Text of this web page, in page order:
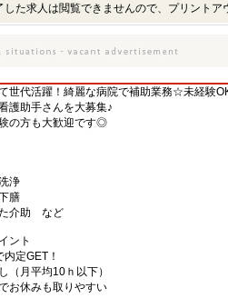
た求人は閲覧できませんので、プリントア
世代活躍！綺麗な病院で補助業務☆未経験
護助手さんを大募集♪
の方も大歓迎です◎
浄
膳
た介助 など
ント
内定GET！
（月平均10ｈ以下）
お休みも取りやすい